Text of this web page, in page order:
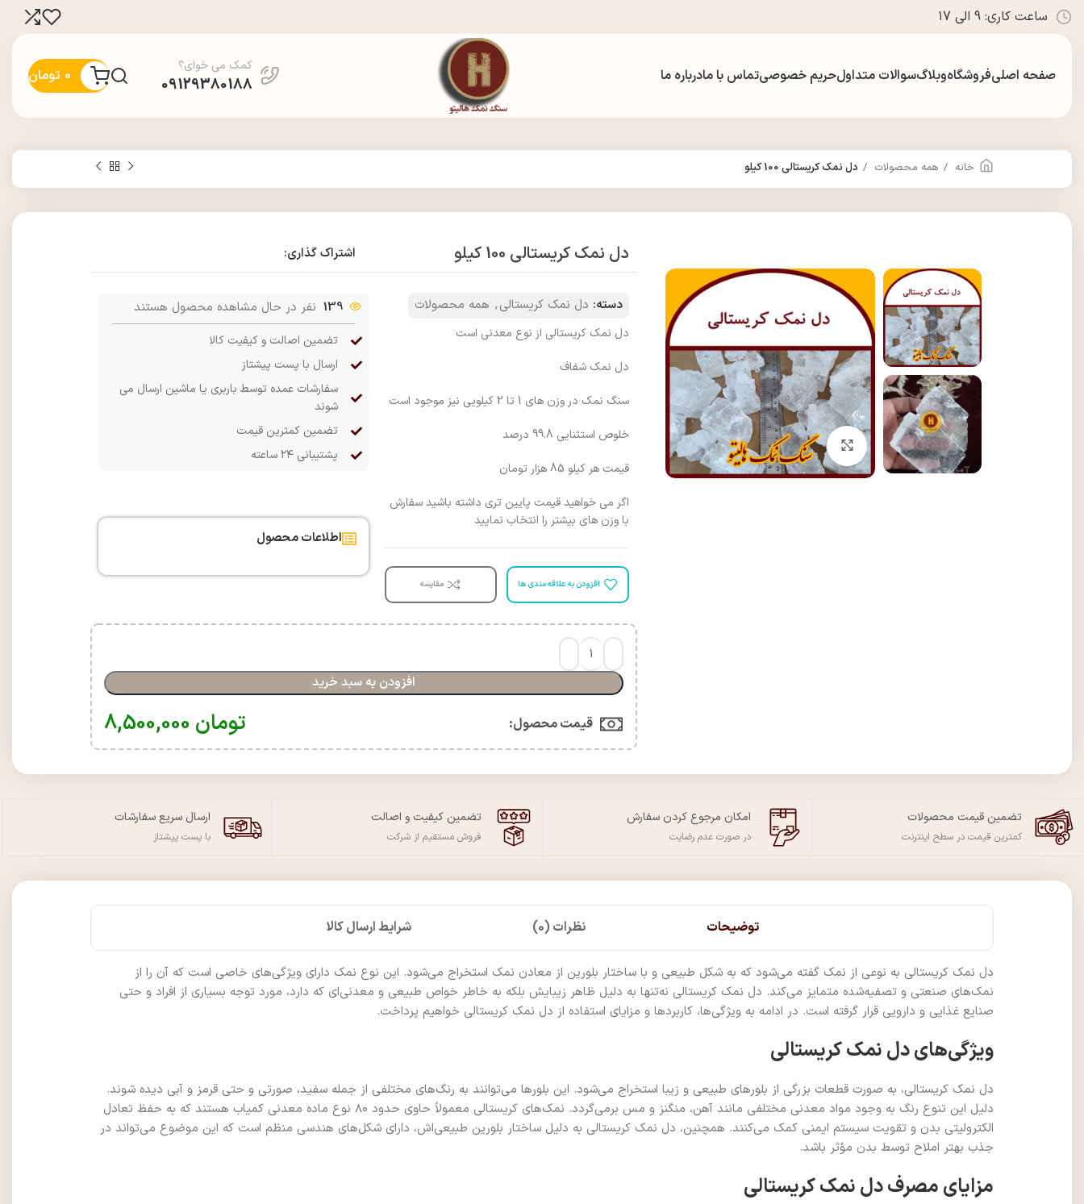
ساعت کاری: 9 الی ۱7
صفحه اصلیفروشگاهوبلاگسوالات متداولحریم خصوصیتماس با مادرباره ما
کمک می خوای؟
09129380188 تومان
خانه همه محصولات دل نمک کریستالی 100 کیلو
برای بزرگنمایی کلیک کنید
دل نمک کریستالی 100 کیلو اشتراک گذاری:
دسته: دل نمک کریستالی, همه محصولات
دل نمک کریستالی از نوع معدنی است
دل نمک شفاف
سنگ نمک در وزن های 1 تا 2 کیلویی نیز موجود است
خلوص استثنایی 99.8 درصد
قیمت هر کیلو 85 هزار تومان
اگر می خواهید قیمت پایین تری داشته باشید سفارش
با وزن های بیشتر را انتخاب نمایید
افزودن به علاقه مندی ها مقایسه
139 نفر در حال مشاهده محصول هستند
تضمین اصالت و کیفیت کالا
ارسال با پست پیشتاز
سفارشات عمده توسط باربری یا ماشین ارسال می
شوند
تضمین کمترین قیمت
پشتیبانی ۲۴ ساعته
اطلاعات محصول
افزودن به سبد خرید
قیمت محصول:​ تومان
تضمین قیمت محصولات
کمترین قیمت در سطح اینترنت
امکان مرجوع کردن سفارش
در صورت عدم رضایت
تضمین کیفیت و اصالت
فروش مستقیم از شرکت
ارسال سریع سفارشات
با پست پیشتاز
توضیحات نظرات (0) شرایط ارسال کالا
دل نمک کریستالی به نوعی از نمک گفته می‌شود که به شکل طبیعی و با ساختار بلورین از معادن نمک استخراج می‌شود. این نوع نمک دارای ویژگی‌های خاصی است که آن را از
نمک‌های صنعتی و تصفیه‌شده متمایز می‌کند. دل نمک کریستالی نه‌تنها به دلیل ظاهر زیبایش بلکه به خاطر خواص طبیعی و معدنی‌ای که دارد، مورد توجه بسیاری از افراد و حتی
صنایع غذایی و دارویی قرار گرفته است. در ادامه به ویژگی‌ها، کاربردها و مزایای استفاده از دل نمک کریستالی خواهیم پرداخت.
ویژگی‌های دل نمک کریستالی
دل نمک کریستالی، به صورت قطعات بزرگی از بلورهای طبیعی و زیبا استخراج می‌شود. این بلورها می‌توانند به رنگ‌های مختلفی از جمله سفید، صورتی و حتی قرمز و آبی دیده شوند.
دلیل این تنوع رنگ به وجود مواد معدنی مختلفی مانند آهن، منگنز و مس برمی‌گردد. نمک‌های کریستالی معمولاً حاوی حدود ۸۰ نوع ماده معدنی کمیاب هستند که به حفظ تعادل
الکترولیتی بدن و تقویت سیستم ایمنی کمک می‌کنند. همچنین، دل نمک کریستالی به دلیل ساختار بلورین طبیعی‌اش، دارای شکل‌های هندسی منظم است که این موضوع می‌تواند در
جذب بهتر املاح توسط بدن مؤثر باشد.
مزایای مصرف دل نمک کریستالی